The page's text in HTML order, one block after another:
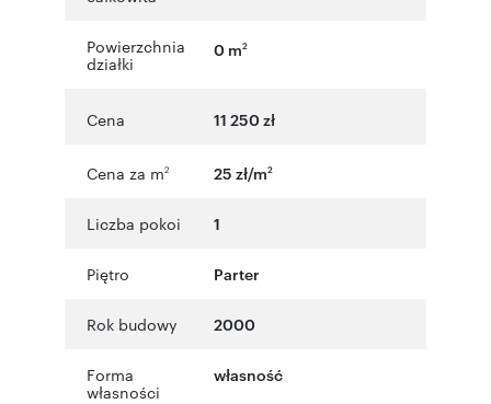
Powierzchnia
działki
0 m2
Cena 11 250 zł
Cena za m2 25 zł/m2
Liczba pokoi 1
Piętro Parter
Rok budowy 2000
Forma
własności
własność